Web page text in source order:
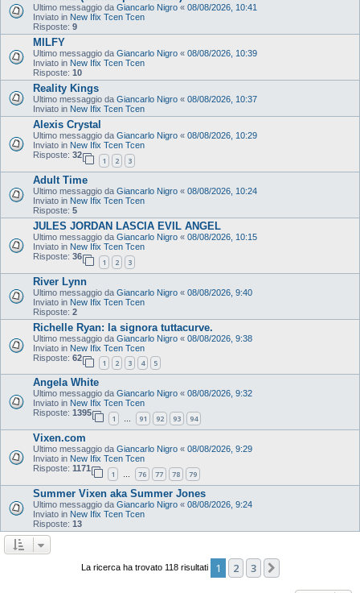
Ultimo messaggio da Giancarlo Nigro « 08/08/2026, 10:41
Inviato in New Ifix Tcen Tcen
Risposte: 9
MILFY
Ultimo messaggio da Giancarlo Nigro « 08/08/2026, 10:39
Inviato in New Ifix Tcen Tcen
Risposte: 10
Reality Kings
Ultimo messaggio da Giancarlo Nigro « 08/08/2026, 10:37
Inviato in New Ifix Tcen Tcen
Alexis Crystal
Ultimo messaggio da Giancarlo Nigro « 08/08/2026, 10:29
Inviato in New Ifix Tcen Tcen
Risposte: 32
1 2 3
Adult Time
Ultimo messaggio da Giancarlo Nigro « 08/08/2026, 10:24
Inviato in New Ifix Tcen Tcen
Risposte: 5
JULES JORDAN LASCIA EVIL ANGEL
Ultimo messaggio da Giancarlo Nigro « 08/08/2026, 10:15
Inviato in New Ifix Tcen Tcen
Risposte: 36
1 2 3
River Lynn
Ultimo messaggio da Giancarlo Nigro « 08/08/2026, 9:40
Inviato in New Ifix Tcen Tcen
Risposte: 2
Richelle Ryan: la signora tuttacurve.
Ultimo messaggio da Giancarlo Nigro « 08/08/2026, 9:38
Inviato in New Ifix Tcen Tcen
Risposte: 62
1 2 3 4 5
Angela White
Ultimo messaggio da Giancarlo Nigro « 08/08/2026, 9:32
Inviato in New Ifix Tcen Tcen
Risposte: 1395
1 … 91 92 93 94
Vixen.com
Ultimo messaggio da Giancarlo Nigro « 08/08/2026, 9:29
Inviato in New Ifix Tcen Tcen
Risposte: 1171
1 … 76 77 78 79
Summer Vixen aka Summer Jones
Ultimo messaggio da Giancarlo Nigro « 08/08/2026, 9:24
Inviato in New Ifix Tcen Tcen
Risposte: 13
La ricerca ha trovato 118 risultati 1 2 3